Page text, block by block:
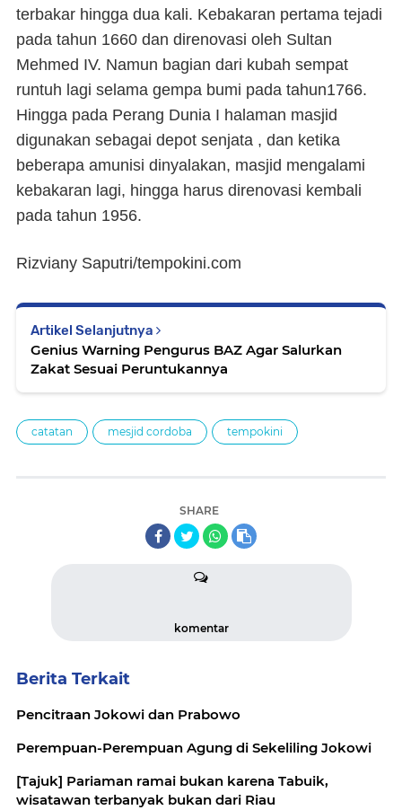
terbakar hingga dua kali. Kebakaran pertama tejadi
pada tahun 1660 dan direnovasi oleh Sultan
Mehmed IV. Namun bagian dari kubah sempat
runtuh lagi selama gempa bumi pada tahun1766.
Hingga pada Perang Dunia I halaman masjid
digunakan sebagai depot senjata , dan ketika
beberapa amunisi dinyalakan, masjid mengalami
kebakaran lagi, hingga harus direnovasi kembali
pada tahun 1956.
Rizviany Saputri/tempokini.com
Artikel Selanjutnya
Genius Warning Pengurus BAZ Agar Salurkan
Zakat Sesuai Peruntukannya
catatan mesjid cordoba tempokini
SHARE
komentar
Berita Terkait
Pencitraan Jokowi dan Prabowo
Perempuan-Perempuan Agung di Sekeliling Jokowi
[Tajuk] Pariaman ramai bukan karena Tabuik,
wisatawan terbanyak bukan dari Riau